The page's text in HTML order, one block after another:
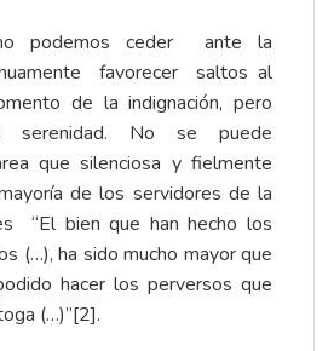
podemos ceder ante la
favorecer saltos al
de la indignación, pero
serenidad. No se puede
que silenciosa y fielmente
de los servidores de la
“El bien que han hecho los
(…), ha sido mucho mayor que
hacer los perversos que
(…)”[2].